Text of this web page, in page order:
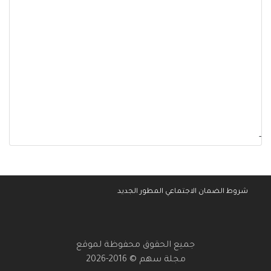
-
شروط الضمان الاجتماعي المطور الجديد
جميع الحقوق محفوظة لموقع
مجلة سهم © 2016-2026